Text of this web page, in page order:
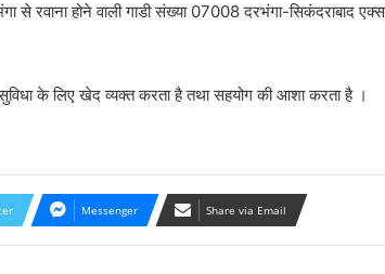
रवाना होने वाली गाडी संख्या 07008 दरभंगा-सिकंदराबाद
के लिए खेद व्यक्त करता है तथा सहयोग की आशा करता है ।
Messenger Share via Email